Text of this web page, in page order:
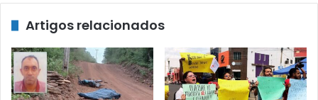
Artigos relacionados